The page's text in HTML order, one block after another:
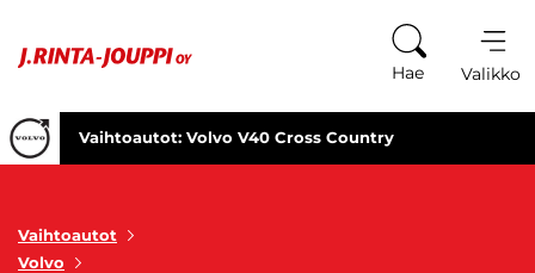
Hae Valikko
Vaihtoautot: Volvo V40 Cross Country
Vaihtoautot
Volvo